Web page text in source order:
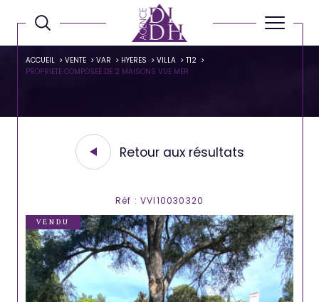
ACCUEIL VENTE VAR HYERES VILLA
T12
PROPRIETE COMPOSEE DE 2 MAISONS VUE MER
Retour aux résultats
Réf : VVI10030320
VENDU